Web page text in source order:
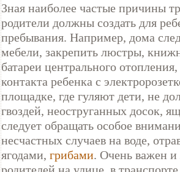
Зная наиболее частые причины
родители должны создать для
пребывания. Например, дома
мебели, закрепить люстры,
батареи центрального
контакта ребенка с
площадке, где гуляют дети, не
гвоздей, неоструганных досок,
следует обращать особое
несчастных случаев на воде,
ягодами, грибами. Очень важен
родителей на улице, в